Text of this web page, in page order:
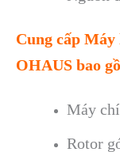
Cung cấp Máy
OHAUS bao
Máy
Rotor